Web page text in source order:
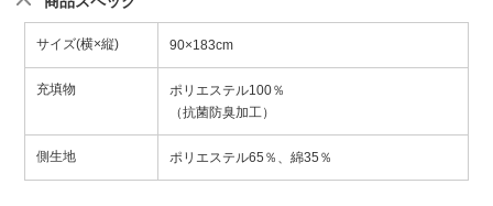
サイズ(横×縦) 90×183cm
充填物
ポリエステル100％
（抗菌防臭加工）
側生地 ポリエステル65％、綿35％